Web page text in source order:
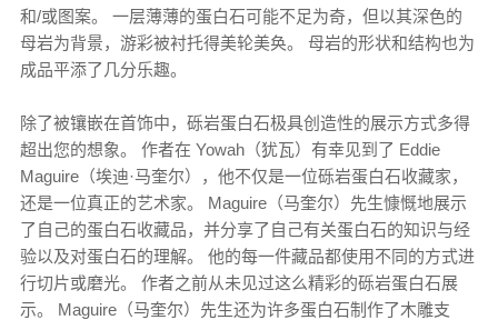
和/或图案。 一层薄薄的蛋白石可能不足为奇，但以其深色的
母岩为背景，游彩被衬托得美轮美奂。 母岩的形状和结构也为
成品平添了几分乐趣。
除了被镶嵌在首饰中，砾岩蛋白石极具创造性的展示方式多得
超出您的想象。 作者在 Yowah（犹瓦）有幸见到了 Eddie
Maguire（埃迪·马奎尔），他不仅是一位砾岩蛋白石收藏家，
还是一位真正的艺术家。 Maguire（马奎尔）先生慷慨地展示
了自己的蛋白石收藏品，并分享了自己有关蛋白石的知识与经
验以及对蛋白石的理解。 他的每一件藏品都使用不同的方式进
行切片或磨光。 作者之前从未见过这么精彩的砾岩蛋白石展
示。 Maguire（马奎尔）先生还为许多蛋白石制作了木雕支